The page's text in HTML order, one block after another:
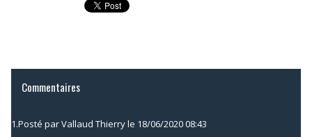
Commentaires
1.Posté parVallaud Thierryle 18/06/2020 08:43